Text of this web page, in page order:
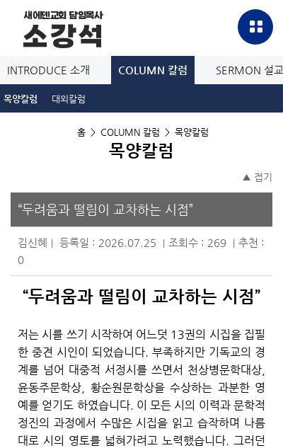
새에덴교회 담임목사
소강석
INTRODUCE 소개 COLUMN 칼럼 SERMON 설교
목양칼럼 대외칼럼
홈 > COLUMN 칼럼 > 목양칼럼
목양칼럼
▲ 접기
“두려움과 떨림이 교차하는 시점”
김신혜 등록일 : 2026.07.25 조회수 : 269
추천 :
0
“두려움과 떨림이 교차하는 시점”
저는 시를 쓰기 시작하여 어느덧 13권의 시집을 집필
한 중견 시인이 되었습니다. 부족하지만 기독교의 경
계를 넘어 대중적 서정시를 쓰면서 천상병문학대상,
윤동주문학상, 황순원문학상을 수상하는 과분한 영
예를 얻기도 하였습니다. 이 모든 시의 이력과 문학적
정진의 과정에서 수많은 시집을 읽고 습작하며 나름
대로 시의 영토를 넓혀가려고 노력했습니다. 그러던